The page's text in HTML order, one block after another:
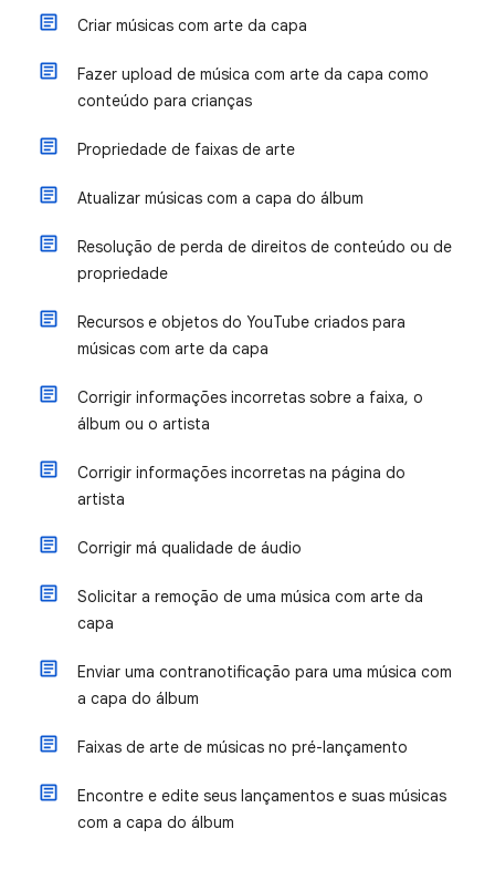
Criar músicas com arte da capa
Fazer upload de música com arte da capa como
conteúdo para crianças
Propriedade de faixas de arte
Atualizar músicas com a capa do álbum
Resolução de perda de direitos de conteúdo ou de
propriedade
Recursos e objetos do YouTube criados para
músicas com arte da capa
Corrigir informações incorretas sobre a faixa, o
álbum ou o artista
Corrigir informações incorretas na página do
artista
Corrigir má qualidade de áudio
Solicitar a remoção de uma música com arte da
capa
Enviar uma contranotificação para uma música com
a capa do álbum
Faixas de arte de músicas no pré-lançamento
Encontre e edite seus lançamentos e suas músicas
com a capa do álbum